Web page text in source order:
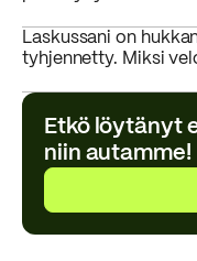
Laskussani on
tyhjennetty. Miksi
Etkö löytänyt
niin autamme!